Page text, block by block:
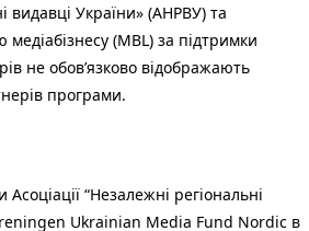
видавці України» (АНРВУ) та
(MBL) за підтримки
не обов’язково відображають
програми.
“Незалежні регіональні
Ukrainian Media Fund Nordic в